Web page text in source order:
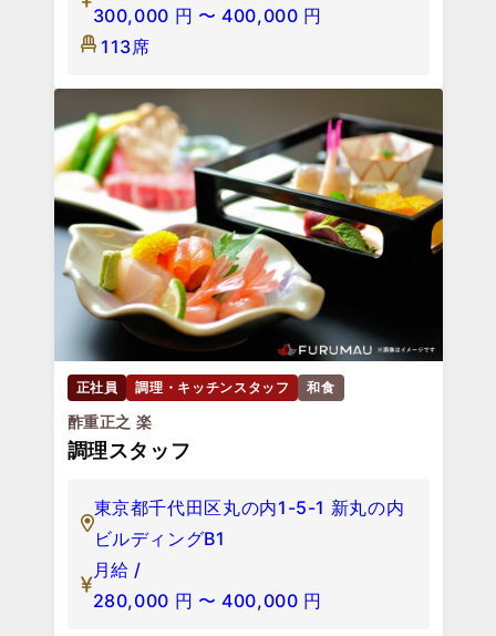
300,000 円 〜 400,000 円
113席
正社員 調理・キッチンスタッフ 和食
酢重正之 楽
調理スタッフ
東京都千代田区丸の内1-5-1 新丸の内
ビルディングB1
月給 /
280,000 円 〜 400,000 円